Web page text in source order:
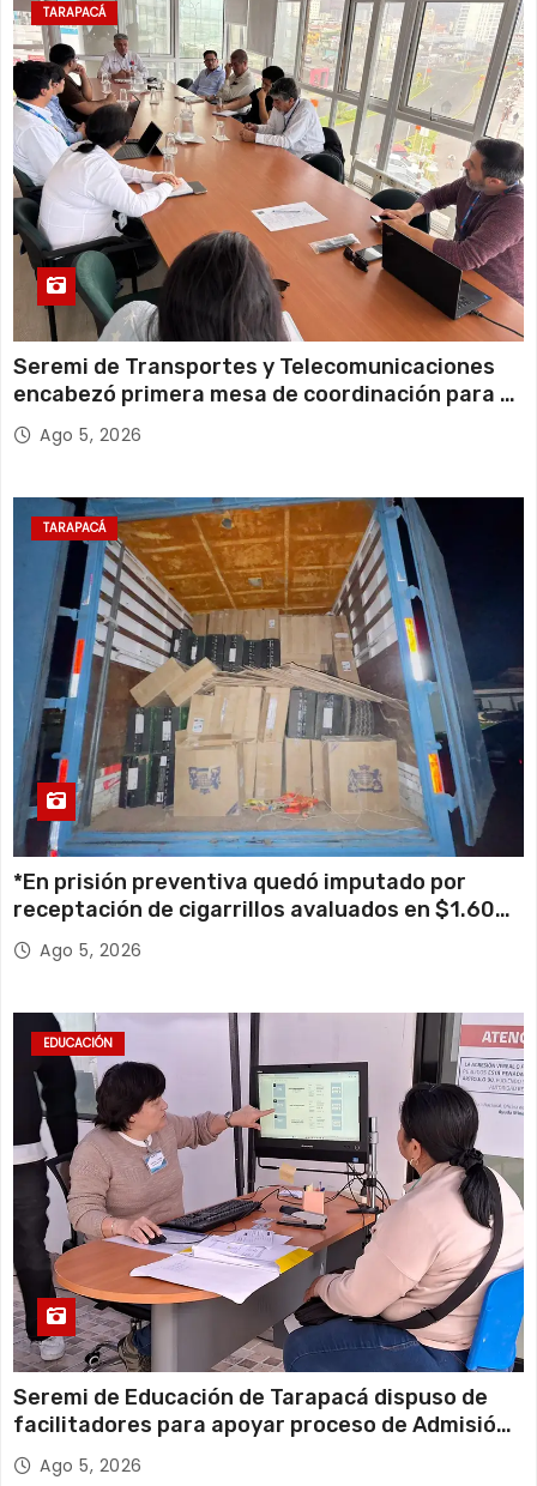
Miércoles
13 de agosto
Jueves 21°C 18°C
TARAPACÁ
Seremi de Transportes y Telecomunicaciones
encabezó primera mesa de coordinación para el
retiro de cables en desuso en Iquique
Ago 5, 2026
TARAPACÁ
*En prisión preventiva quedó imputado por
receptación de cigarrillos avaluados en $1.600
millones*
Ago 5, 2026
EDUCACIÓN
Seremi de Educación de Tarapacá dispuso de
facilitadores para apoyar proceso de Admisión
Escolar 2027
Ago 5, 2026